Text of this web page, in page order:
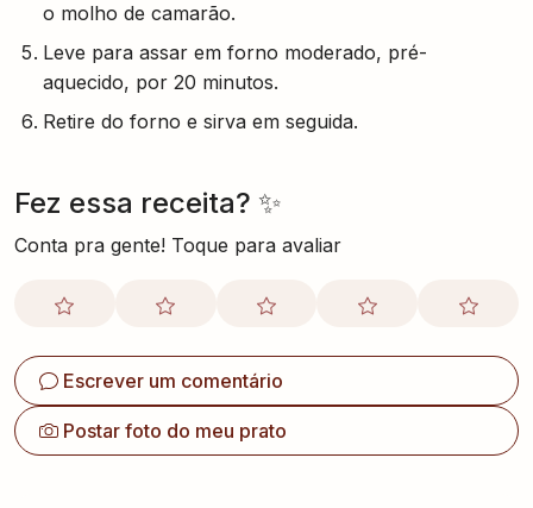
o molho de camarão.
Leve para assar em forno moderado, pré-
aquecido, por 20 minutos.
Retire do forno e sirva em seguida.
Fez essa receita? ✨
Conta pra gente! Toque para avaliar
Escrever um comentário
Postar foto do meu prato